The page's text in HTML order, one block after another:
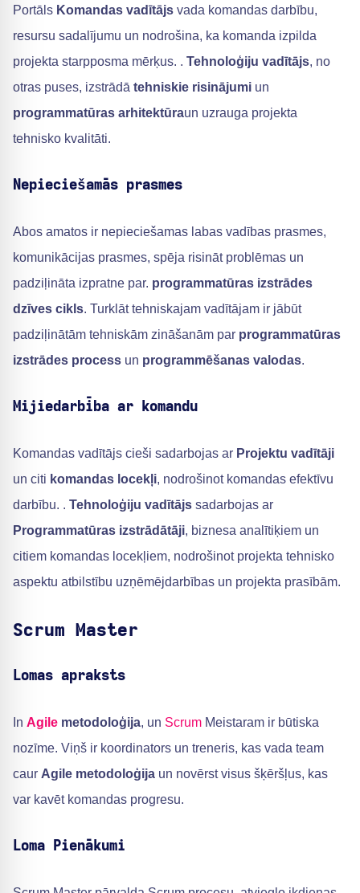
Portāls Komandas vadītājs vada komandas darbību,
resursu sadalījumu un nodrošina, ka komanda izpilda
projekta starpposma mērķus. . Tehnoloģiju vadītājs, no
otras puses, izstrādā tehniskie risinājumi un
programmatūras arhitektūraun uzrauga projekta
tehnisko kvalitāti.
Nepieciešamās prasmes
Abos amatos ir nepieciešamas labas vadības prasmes,
komunikācijas prasmes, spēja risināt problēmas un
padziļināta izpratne par. programmatūras izstrādes
dzīves cikls. Turklāt tehniskajam vadītājam ir jābūt
padziļinātām tehniskām zināšanām par programmatūras
izstrādes process un programmēšanas valodas.
Mijiedarbība ar komandu
Komandas vadītājs cieši sadarbojas ar Projektu vadītāji
un citi komandas locekļi, nodrošinot komandas efektīvu
darbību. . Tehnoloģiju vadītājs sadarbojas ar
Programmatūras izstrādātāji, biznesa analītiķiem un
citiem komandas locekļiem, nodrošinot projekta tehnisko
aspektu atbilstību uzņēmējdarbības un projekta prasībām.
Scrum Master
Lomas apraksts
In Agile metodoloģija, un Scrum Meistaram ir būtiska
nozīme. Viņš ir koordinators un treneris, kas vada team
caur Agile metodoloģija un novērst visus šķēršļus, kas
var kavēt komandas progresu.
Loma Pienākumi